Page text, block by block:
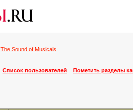
The Sound of Musicals
Список пользователей Пометить разделы